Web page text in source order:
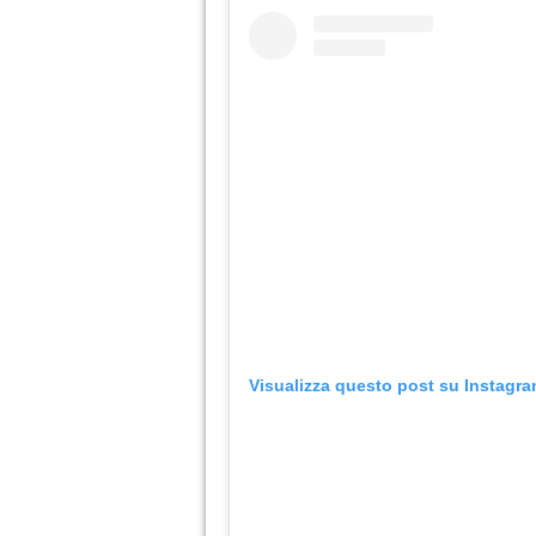
Visualizza questo post su